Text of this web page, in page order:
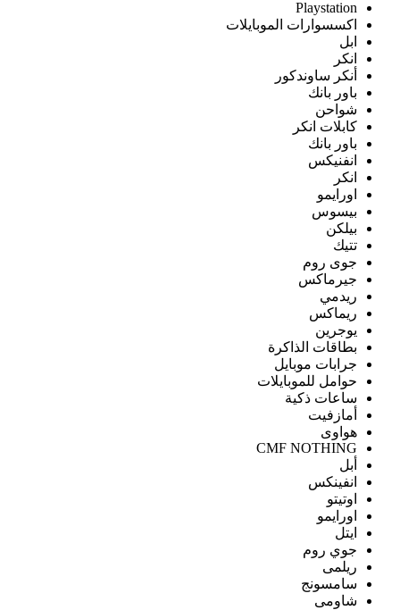
Playstation
اكسسوارات الموبايلات
ابل
انكر
أنكر ساوندكور
باور بانك
شواحن
كابلات انكر
باور بانك
انفنيكس
انكر
اورايمو
بيسوس
بيلكن
تتيك
جوى روم
جيرماكس
ريدمي
ريماكس
يوجرين
بطاقات الذاكرة
جرابات موبايل
حوامل للموبايلات
ساعات ذكية
أمازفيت
هواوى
CMF NOTHING
أبل
انفينكس
اوتيتو
اورايمو
ايتل
جوي روم
ريلمى
سامسونج
شاومى